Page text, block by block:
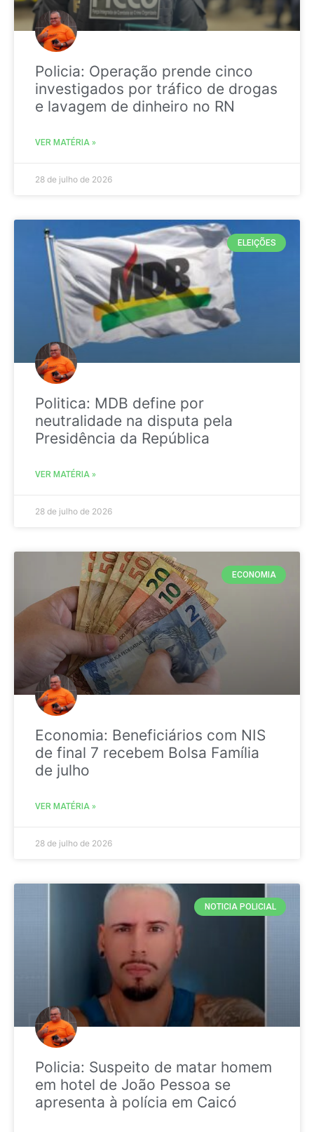
Policia: Operação prende cinco
investigados por tráfico de drogas
e lavagem de dinheiro no RN
VER MATÉRIA »
28 de julho de 2026
ELEIÇÕES
Politica: MDB define por
neutralidade na disputa pela
Presidência da República
VER MATÉRIA »
28 de julho de 2026
ECONOMIA
Economia: Beneficiários com NIS
de final 7 recebem Bolsa Família
de julho
VER MATÉRIA »
28 de julho de 2026
NOTICIA POLICIAL
Policia: Suspeito de matar homem
em hotel de João Pessoa se
apresenta à polícia em Caicó